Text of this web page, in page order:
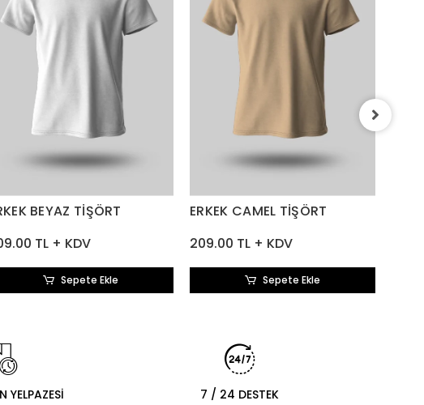
BEYAZ TİŞÖRT
TL + KDV
Sepete Ekle
ERKEK CAMEL TİŞÖRT
209.00 TL + KDV
Sepete Ekle
YELPAZESİ 7 / 24 DESTEK